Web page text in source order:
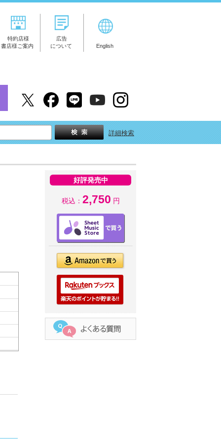
特約店様
書店様ご案内
広告
について
English
詳細検索
好評発売中
税込： 2,750 円